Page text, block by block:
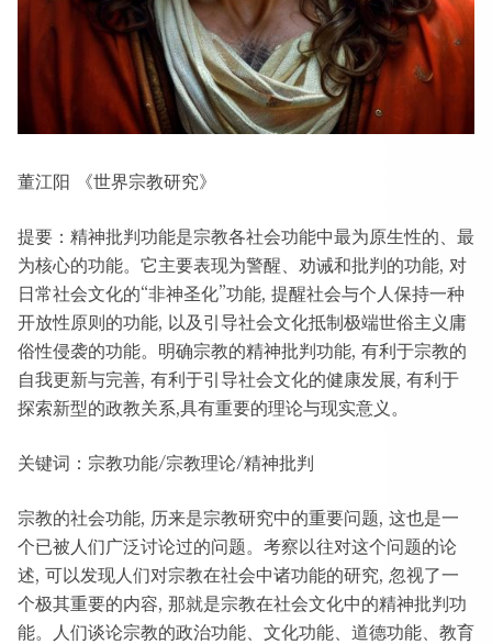
董江阳 《世界宗教研究》
提要：精神批判功能是宗教各社会功能中最为原生性的、最
为核心的功能。它主要表现为警醒、劝诫和批判的功能, 对
日常社会文化的“非神圣化”功能, 提醒社会与个人保持一种
开放性原则的功能, 以及引导社会文化抵制极端世俗主义庸
俗性侵袭的功能。明确宗教的精神批判功能, 有利于宗教的
自我更新与完善, 有利于引导社会文化的健康发展, 有利于
探索新型的政教关系,具有重要的理论与现实意义。
关键词：宗教功能/宗教理论/精神批判
宗教的社会功能, 历来是宗教研究中的重要问题, 这也是一
个已被人们广泛讨论过的问题。考察以往对这个问题的论
述, 可以发现人们对宗教在社会中诸功能的研究, 忽视了一
个极其重要的内容, 那就是宗教在社会文化中的精神批判功
能。人们谈论宗教的政治功能、文化功能、道德功能、教育